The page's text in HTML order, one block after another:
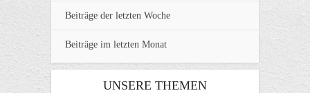
Beiträge der letzten Woche
Beiträge im letzten Monat
UNSERE THEMEN